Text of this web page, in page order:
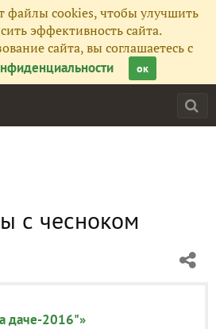
файлы cookies, чтобы улучшить
эффективность сайта.
сайта, вы соглашаетесь с
ок
с чесноком
даче-2016"»